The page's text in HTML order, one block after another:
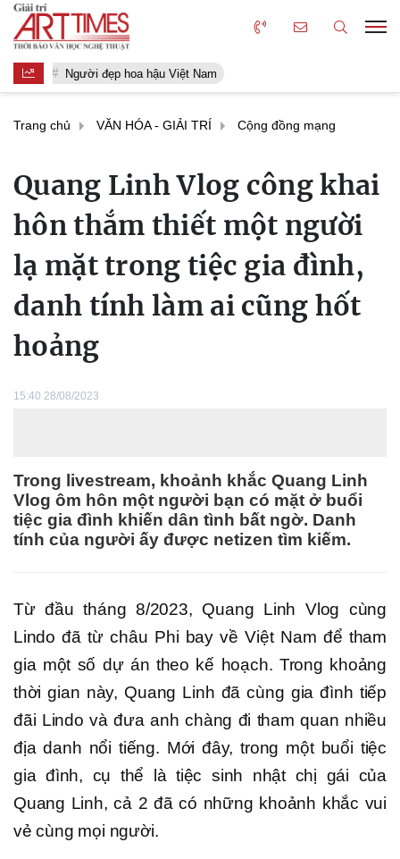
Người đẹp hoa hậu Việt Nam
Trang chủ VĂN HÓA - GIẢI TRÍ Cộng đồng mạng
Quang Linh Vlog công khai
hôn thắm thiết một người
lạ mặt trong tiệc gia đình,
danh tính làm ai cũng hốt
hoảng
15:40 28/08/2023
Trong livestream, khoảnh khắc Quang Linh
Vlog ôm hôn một người bạn có mặt ở buổi
tiệc gia đình khiến dân tình bất ngờ. Danh
tính của người ấy được netizen tìm kiếm.
Từ đầu tháng 8/2023, Quang Linh Vlog cùng
Lindo đã từ châu Phi bay về Việt Nam để tham
gia một số dự án theo kế hoạch. Trong khoảng
thời gian này, Quang Linh đã cùng gia đình tiếp
đãi Lindo và đưa anh chàng đi tham quan nhiều
địa danh nổi tiếng. Mới đây, trong một buổi tiệc
gia đình, cụ thể là tiệc sinh nhật chị gái của
Quang Linh, cả 2 đã có những khoảnh khắc vui
vẻ cùng mọi người.